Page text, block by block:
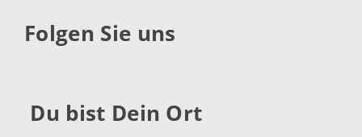
Folgen Sie uns
Du bist Dein Ort